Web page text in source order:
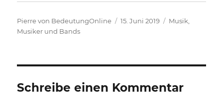
Autor
Pierre von BedeutungOnline
Veröffentlicht
15. Juni 2019 Kategorien
Musik,
Musiker und Bands
Schreibe einen Kommentar